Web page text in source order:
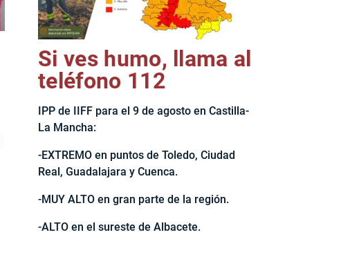
Si ves humo, llama al
teléfono 112
IPP de IIFF para el 9 de agosto en Castilla-
La Mancha:
-EXTREMO en puntos de Toledo, Ciudad
Real, Guadalajara y Cuenca.
-MUY ALTO en gran parte de la región.
-ALTO en el sureste de Albacete.